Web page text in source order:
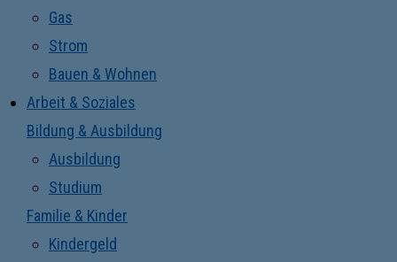
Gas
Strom
Bauen & Wohnen
Arbeit & Soziales
Bildung & Ausbildung
Ausbildung
Studium
Familie & Kinder
Kindergeld